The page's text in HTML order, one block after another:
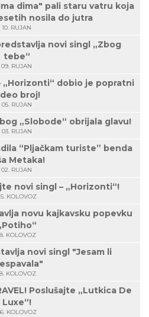
dima" pali staru vatru koja
nosila do jutra
10. RUJAN
novi singl „Zbog
tebe“
09. RUJAN
„Horizonti“ dobio je popratni
broj!
05. RUJAN
„Slobode“ obrijala glavu!
03. RUJAN
“Pljačkam turiste” benda
Metaka!
02. RUJAN
novi singl – „Horizonti“!
KOLOVOZ
novu kajkavsku popevku
KOLOVOZ
novi singl "Jesam li
KOLOVOZ
Poslušajte „Lutkica De
Luxe“!
KOLOVOZ